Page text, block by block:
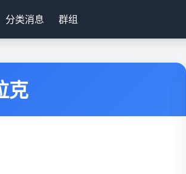
分类消息 群组
克